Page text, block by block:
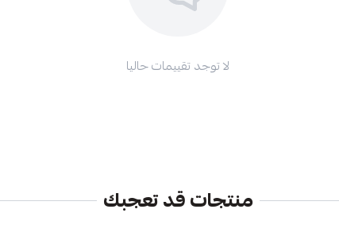
لا توجد تقييمات حاليا
منتجات قد تعجبك